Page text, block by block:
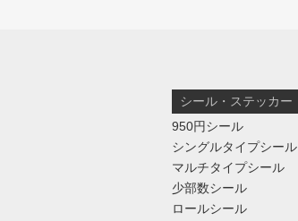
シール・ステッカー
950円シール
シングルタイプシール
マルチタイプシール
少部数シール
ロールシール